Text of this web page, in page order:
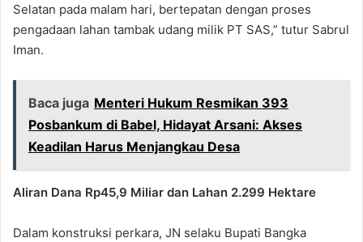
Selatan pada malam hari, bertepatan dengan proses
pengadaan lahan tambak udang milik PT SAS,” tutur Sabrul
Iman.
Baca juga Menteri Hukum Resmikan 393
Posbankum di Babel, Hidayat Arsani: Akses
Keadilan Harus Menjangkau Desa
Aliran Dana Rp45,9 Miliar dan Lahan 2.299 Hektare
Dalam konstruksi perkara, JN selaku Bupati Bangka